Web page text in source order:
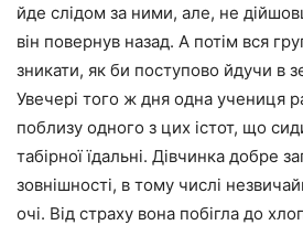
йде слідом за ними, але, не
він повернув назад. А потім вся
зникати, як би поступово йдучи в
Увечері того ж дня одна учениця
поблизу одного з цих істот, що
табірної їдальні. Дівчинка добре
зовнішності, в тому числі
очі. Від страху вона побігла до